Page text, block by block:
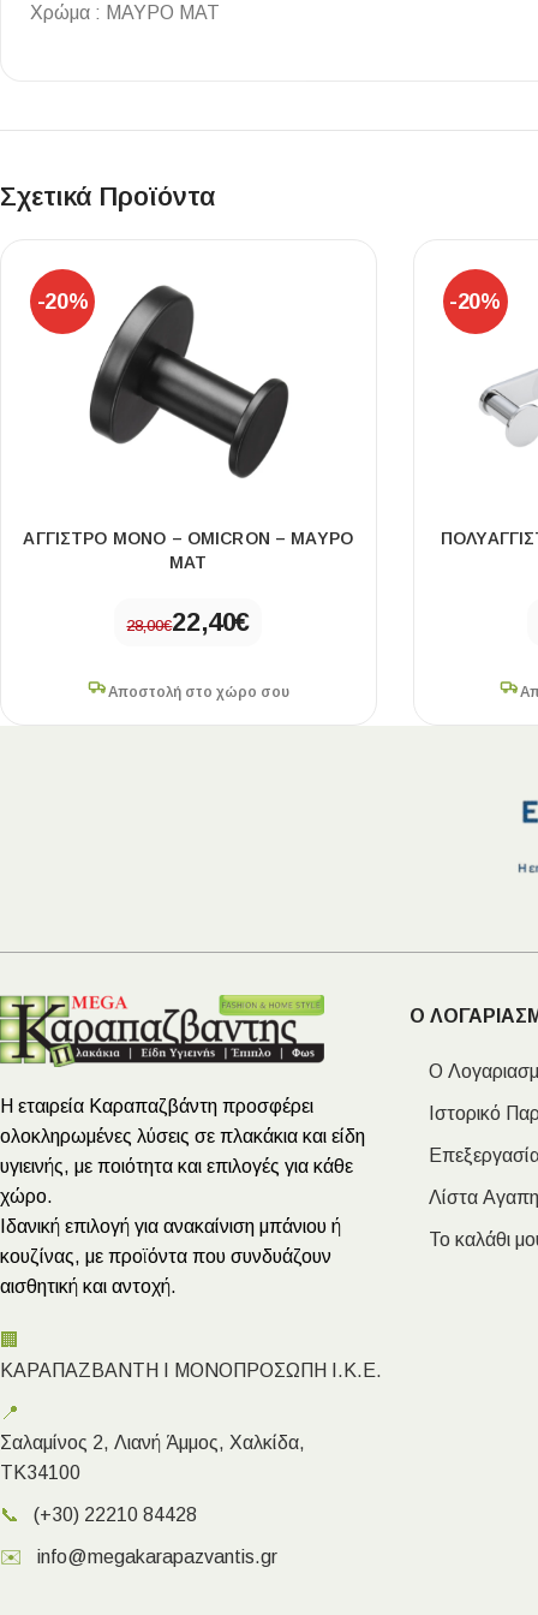
Επένδυσης Τοίχου
Χρώμα : ΜΑΥΡΟ ΜΑΤ
Σχετικά Προϊόντα
-20%
ΑΓΓΙΣΤΡΟ ΜΟΝΟ – OMICRON – ΜΑΥΡΟ
ΜΑΤ
28,00€22,40€
Αποστολή στο χώρο σου
-20%
Η εταιρεία Καραπαζβάντη προσφέρει
ολοκληρωμένες λύσεις σε πλακάκια και είδη
υγιεινής, με ποιότητα και επιλογές για κάθε
χώρο.
Ιδανική επιλογή για ανακαίνιση μπάνιου ή
κουζίνας, με προϊόντα που συνδυάζουν
αισθητική και αντοχή.
🏢
ΚΑΡΑΠΑΖΒΑΝΤΗ Ι ΜΟΝΟΠΡΟΣΩΠΗ Ι.Κ.Ε.
📍
Σαλαμίνος 2, Λιανή Άμμος, Χαλκίδα,
ΤΚ34100
📞 (+30) 22210 84428
✉️ info@megakarapazvantis.gr
Ο
Ο
Ιστορικό
Λίστα
Το καλάθι